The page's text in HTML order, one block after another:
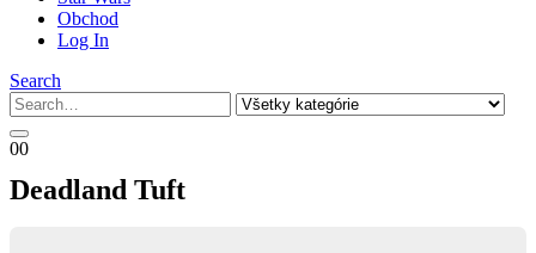
Obchod
Log In
Search
00
Deadland Tuft